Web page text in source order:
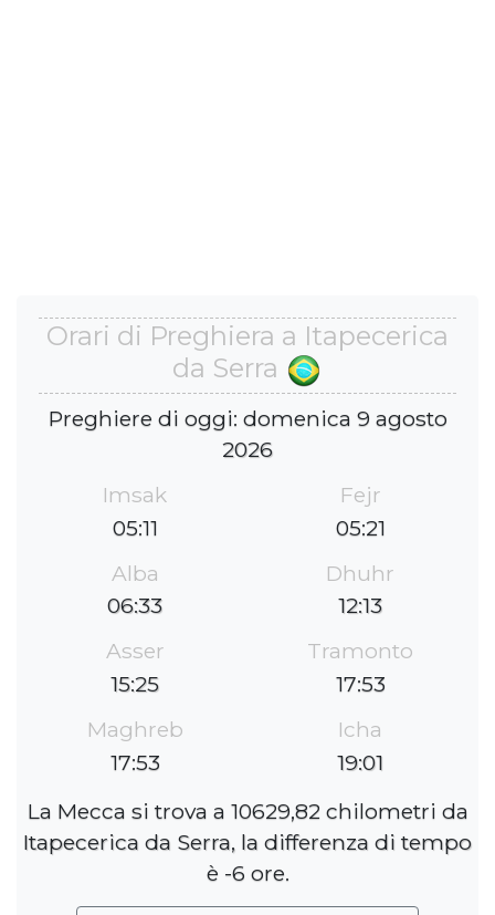
Orari di Preghiera a Itapecerica
da Serra
Preghiere di oggi: domenica 9 agosto
2026
Imsak
05:11
Fejr
05:21
Alba
06:33
Dhuhr
12:13
Asser
15:25
Tramonto
17:53
Maghreb
17:53
Icha
19:01
La Mecca si trova a 10629,82 chilometri da
Itapecerica da Serra, la differenza di tempo
è -6 ore.